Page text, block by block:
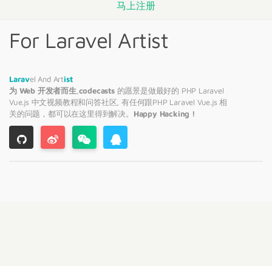
马上注册
For Laravel Artist
Laravel And Artist
为 Web 开发者而生 codecasts的愿景是做最好的 PHP Laravel
Vue.js 中文视频教程和问答社区, 有任何跟PHP Laravel Vue.js 相
关的问题，都可以在这里得到解决。 Happy Hacking !